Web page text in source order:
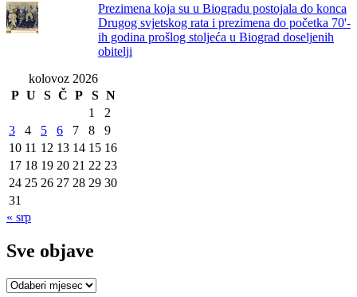
Prezimena koja su u Biogradu postojala do konca
Drugog svjetskog rata i prezimena do početka 70'-
ih godina prošlog stoljeća u Biograd doseljenih
obitelji
kolovoz 2026
P U S Č P S N
1
2
3
4 5 6 7 8
9
10 11 12 13 14 15 16
17 18 19 20 21 22 23
24 25 26 27 28 29 30
31
« srp
Sve objave
Sve